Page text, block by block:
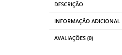
DESCRIÇÃO
INFORMAÇÃO ADICIONAL
AVALIAÇÕES (0)